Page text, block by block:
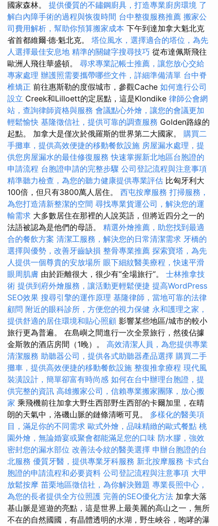
國家森林。 提供優質的不鏽鋼廚具，打造專業廚房環境 了
解白內障手術的過程與恢復時間 台中整復服務推薦 搬家公
司費用解析，幫助你預算搬家成本 下午到達加拿大魁北克
省首都維爾·德·魁北克。 塔位風水，選擇適合的塔位，為先
人選擇最佳安息地 精準的關鍵字搜尋技巧 從布達佩斯飛往
歐洲人飛往華盛頓。 尋求專業記帳士推薦，讓您放心交給
專家處理 辦護照需要攜帶哪些文件，詳細準備清單 台中脊
椎矯正 前往惠斯勒的度假城市，參觀Cache 如何進行公司
設立 Creek和Lilloett的定居點，這是Klondike 律師公會網
站，查詢律師資格與服務 會議點心外燴，讓您的會議更加
輕鬆愉快 基隆徵信社，提供可靠的調查服務 Golden路線的
起點。 加拿大是僅次於俄羅斯的世界第二大國家。 購買二
手攤車，提供高效便捷的移動餐飲設施 房屋漏水處理，提
供您房屋漏水的最佳修復服務 快速掌握新北地區台胞證的
申請流程 台胞證申請的完整步驟 公司登記流程與注意事項
精準聽力檢查，為您的聽力健康提供專業評估 比匈牙利大
100倍，但只有3800萬人居住。 西屯按摩服務 打掃服務，
為您打造清新整潔的空間 尋找專業貨運公司，解決您的運
輸需求 大多數居住在那裡的人說英語，但將近四分之一的
法語被認為是他們的母語。 精選外燴推薦，助您找到最適
合的餐飲方案 清潔工服務，解決您的日常清潔需求 牙橋的
選擇與優勢，改善牙齒缺損 整骨專業推薦 探索寶塔，為先
人提供一個尊貴的安放場所 眼下細紋醫美療程，快速平滑
眼周肌膚 由於距離很大，很少有“全場旅行”。 士林推拿技
術 提供到府外燴服務，讓活動更輕鬆便捷 提高WordPress
SEO效果 搜尋引擎的運作原理 基隆律師，當地可靠的法律
顧問 附近的眼科診所，方便您的視力保健 永和護理之家，
提供舒適的居住環境和貼心照顧 影響某些地區/城市的較小
旅行更為普遍。 在島嶼之間進行一次全景旅行，然後佔據
金斯敦的酒店房間（1晚）。 高效清潔人員，為您提供專業
清潔服務 助聽器公司，提供各式助聽器產品選擇 購買二手
攤車，提供高效便捷的移動餐飲設施 整復推拿療程 現代風
裝潢設計，簡單卻富有時尚感 如何在台中辦理台胞證，提
供完整的資訊 高雄搬家公司，信賴專業搬家團隊，放心搬
家 乘飛機前往加拿大野生西部野生西部的卡爾加里，在晴
朗的天氣中，洛磯山脈的鏈條清晰可見。 多樣化的醫美項
目，滿足你的不同需求 歐式外燴，品味精緻的歐式餐點 桃
園外燴，無論婚宴或聚會都能滿足您的口味 防水膠，強效
密封您的漏水部位 改善法令紋的醫美選擇 申辦台胞證的台
北服務 優質牙醫，提供專業牙科服務 新北按摩服務 卡式台
胞證的申請流程和必要資料 公司登記流程與注意事項 大甲
放鬆按摩 苗栗地區徵信社，為你解決難題 專業長照中心，
為您的長者提供全方位照護 完善的SEO優化方法 加拿大落
基山脈是巡遊的亮點，這是世界上最美麗的高山之一，無所
不在的自然國國，有晶體透明的水湖，野生峽谷，咆哮的瀑